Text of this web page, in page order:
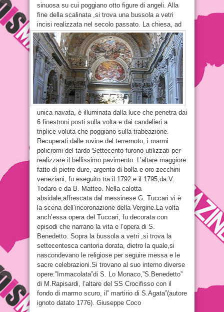
sinuosa su cui poggiano otto figure di angeli. Alla
fine della scalinata ,si trova una bussola a vetri
incisi realizzata nel secolo passato.
La chiesa, ad
unica navata, è illuminata dalla luce che penetra dai
6 finestroni posti sulla volta e dai candelieri a
triplice voluta che poggiano sulla trabeazione.
Recuperati dalle rovine del terremoto, i marmi
policromi del tardo Settecento furono utilizzati per
realizzare il bellissimo pavimento. L’altare maggiore
fatto di pietre dure, argento di bolla e oro zecchini
veneziani, fu eseguito tra il 1792 e il 1795,da V.
Todaro e da B. Matteo. Nella calotta
absidale,affrescata dal messinese G. Tuccari vi è
la scena dell’incoronazione della Vergine.La volta
anch’essa opera del Tuccari, fu decorata con
episodi che narrano la vita e l’opera di S.
Benedetto. Sopra la bussola a vetri ,si trova la
settecentesca cantoria dorata, dietro la quale,si
nascondevano le religiose per seguire messa e le
sacre celebrazioni.Si trovano al suo interno diverse
opere:”Immacolata”di S. Lo Monaco,”S.Benedetto”
di M.Rapisardi, l’altare del SS Crocifisso con il
fondo di marmo scuro, il” martirio di S.Agata”(autore
ignoto datato 1776). Giuseppe Coco